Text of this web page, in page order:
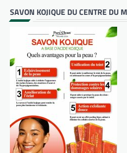
SAVON KOJIQUE DU CENTRE DU